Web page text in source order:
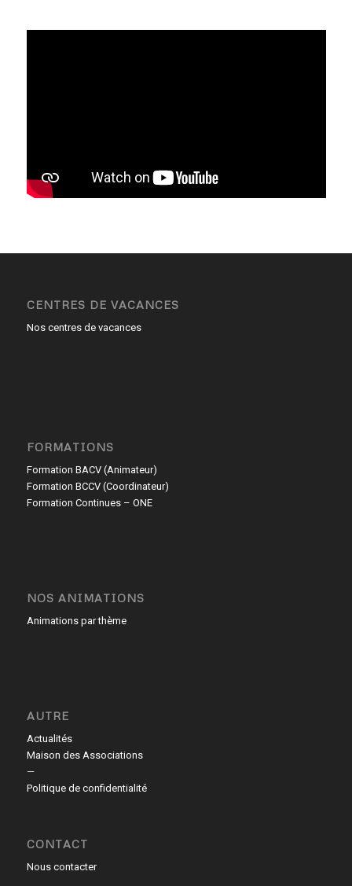
CENTRES DE VACANCES
Nos centres de vacances
FORMATIONS
Formation BACV (Animateur)
Formation BCCV (Coordinateur)
Formation Continues – ONE
NOS ANIMATIONS
Animations par thème
AUTRE
Actualités
Maison des Associations
—
Politique de confidentialité
CONTACT
Nous contacter